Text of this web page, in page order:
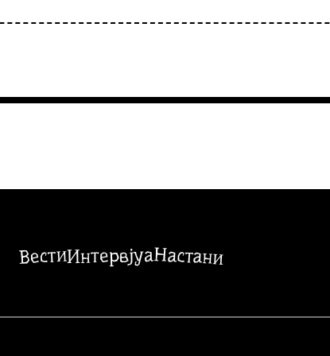
ВестиИнтервјуаНастани